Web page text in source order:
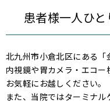
患者様一人ひ
北九州市小倉北区にある「
内視鏡や胃カメラ・エコー
お気軽にお越しください。
また、当院ではターミナ